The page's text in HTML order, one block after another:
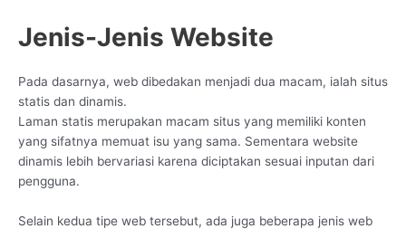
Jenis-Jenis Website
Pada dasarnya, web dibedakan menjadi dua macam, ialah situs
statis dan dinamis.
Laman statis merupakan macam situs yang memiliki konten
yang sifatnya memuat isu yang sama. Sementara website
dinamis lebih bervariasi karena diciptakan sesuai inputan dari
pengguna.
Selain kedua tipe web tersebut, ada juga beberapa jenis web